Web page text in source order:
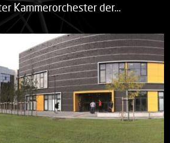
Kammerorchester der…